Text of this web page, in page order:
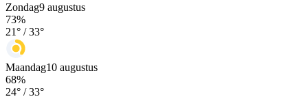
Zondag9 augustus
73%
21° /33°
Maandag10 augustus
68%
24° /33°